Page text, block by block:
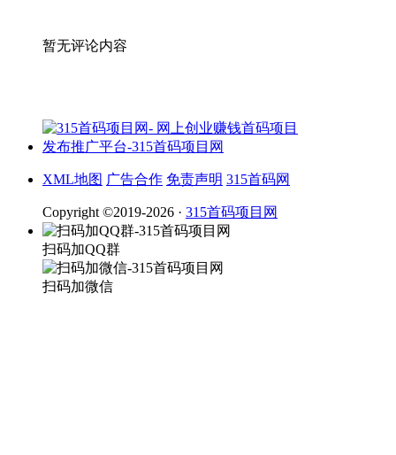
暂无评论内容
XML地图 广告合作 免责声明 315首码网
Copyright ©2019-2026 · 315首码项目网
扫码加QQ群
扫码加微信